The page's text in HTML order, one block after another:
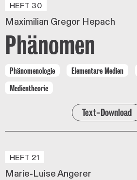
HEFT 30
Maximilian Gregor Hepach
Phänomen
Phänomenologie Elementare Medien
Medientheorie
Text-Download
HEFT 21
Marie-Luise Angerer